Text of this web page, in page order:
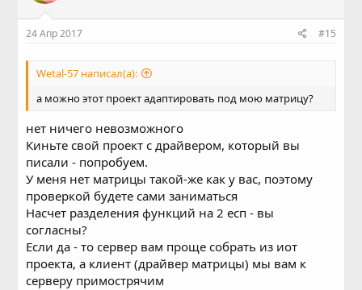
24 Апр 2017 #15
Wetal-57 написал(а):
а можно этот проект адаптировать под мою матрицу?
нет ничего невозможного
Киньте свой проект с драйвером, который вы
писали - попробуем.
У меня нет матрицы такой-же как у вас, поэтому
проверкой будете сами заниматься
Насчет разделения функций на 2 есп - вы
согласны?
Если да - то сервер вам проще собрать из иот
проекта, а клиент (драйвер матрицы) мы вам к
серверу примострячим